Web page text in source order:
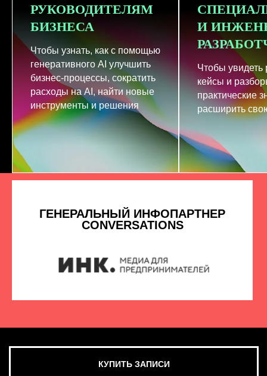
РУКОВОДИТЕЛЯМ
БИЗНЕСА
Чтобы узнать, как с помощью
генеративного AI улучшить
бизнес-процессы, сократить
расходы на AI, найти новые
инструменты и решения
И
Чтобы увидеть
кейсы и
практические
расширить